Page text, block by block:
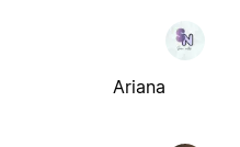
Ariana